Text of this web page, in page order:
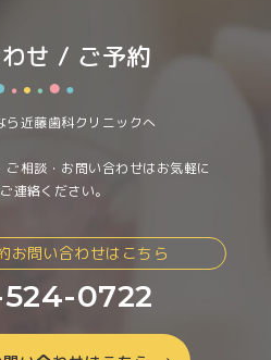
本当に大満足です。先生が忙
あり混んでいる事も我慢出来
いいと思います。
せ / ご予約
ら近藤歯科クリニックへ
相談・お問い合わせはお気軽に
連絡ください。
お問い合わせはこちら
0722